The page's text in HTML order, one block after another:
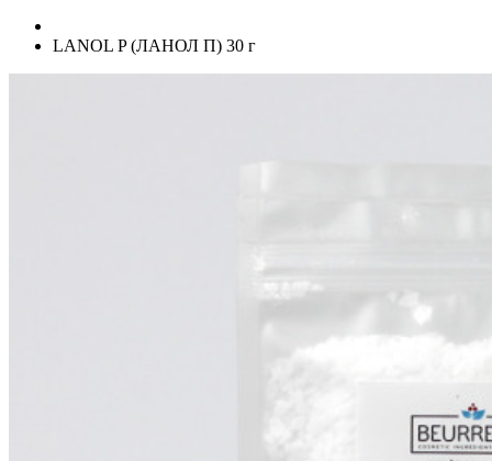
LANOL P (ЛАНОЛ П) 30 г